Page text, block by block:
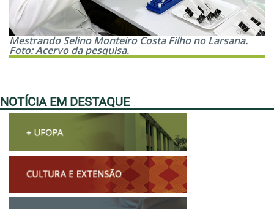
Mestrando Selino Monteiro Costa Filho no Larsana.
Foto: Acervo da pesquisa.
NOTÍCIA EM DESTAQUE